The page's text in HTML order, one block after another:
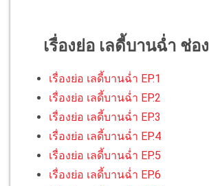
เรื่องย่อ เลดี้บานฉ่ำ ช่อ
เรื่องย่อ เลดี้บานฉ่ำ EP.1
เรื่องย่อ เลดี้บานฉ่ำ EP.2
เรื่องย่อ เลดี้บานฉ่ำ EP.3
เรื่องย่อ เลดี้บานฉ่ำ EP.4
เรื่องย่อ เลดี้บานฉ่ำ EP.5
เรื่องย่อ เลดี้บานฉ่ำ EP.6